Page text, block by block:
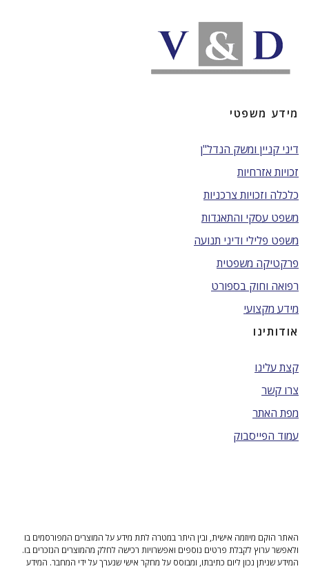
מידע משפטי
דיני קניין ומשק הנדל"ן
זכויות אזרחיות
כלכלה וזכויות צרכניות
משפט עסקי והתאגדות
משפט פלילי ודיני תנועה
פרקטיקה משפטית
רפואה וחוק בספורט
מידע מקצועי
אודותינו
קצת עלינו
צרו קשר
מפת האתר
עמוד הפייסבוק
האתר הוקם מיוזמה אישית, ובין היתר במטרה לתת מידע על המוצרים המפורסמים בו
ולאפשר ערוץ לקבלת פרטים נוספים ואפשרויות רכישה לחלק מהמוצרים הנזכרים בו.
המידע שניתן נכון ליום כתיבתו, ומבוסס על מחקר אישי שנערך על ידי המחבר. המידע